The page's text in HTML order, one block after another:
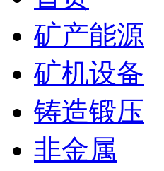
矿产能源
矿机设备
铸造锻压
非金属